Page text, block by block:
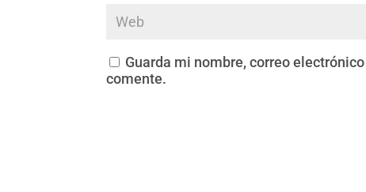
Guarda mi nombre, correo
comente.